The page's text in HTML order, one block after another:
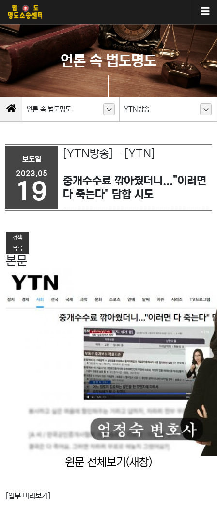
언론 속 법도명도
언론 속 법도명도 YTN방송
보도일
2023.05
19
[YTN방송] - [YTN]
중개수수료 깎아줬더니..."이러면
다 죽는다" 담합 시도
검색
목록
본문
원문 전체보기(새창)
[일부 미리보기]